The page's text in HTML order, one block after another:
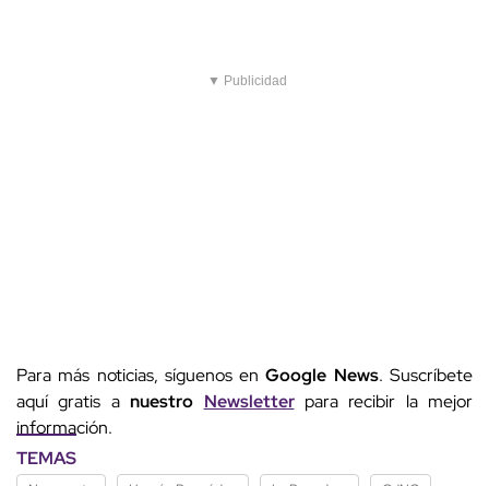
▼ Publicidad
Para más noticias, síguenos enGoogle News. Suscríbete
aquí gratis anuestro Newsletter para recibir la mejor
información.
TEMAS